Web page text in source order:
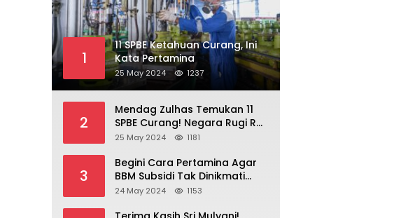
1
11 SPBE Ketahuan Curang, Ini
Kata Pertamina
25 May 2024 1237
2
Mendag Zulhas Temukan 11
SPBE Curang! Negara Rugi Rp
18,7 Miliar/ Tahun
25 May 2024 1181
3
Begini Cara Pertamina Agar
BBM Subsidi Tak Dinikmati
Orang Kaya!
24 May 2024 1153